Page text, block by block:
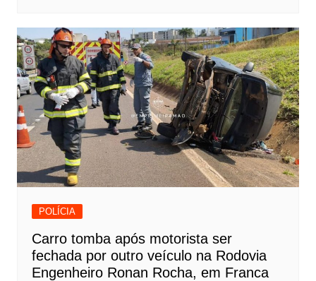
POLÍCIA
Carro tomba após motorista ser
fechada por outro veículo na Rodovia
Engenheiro Ronan Rocha, em Franca